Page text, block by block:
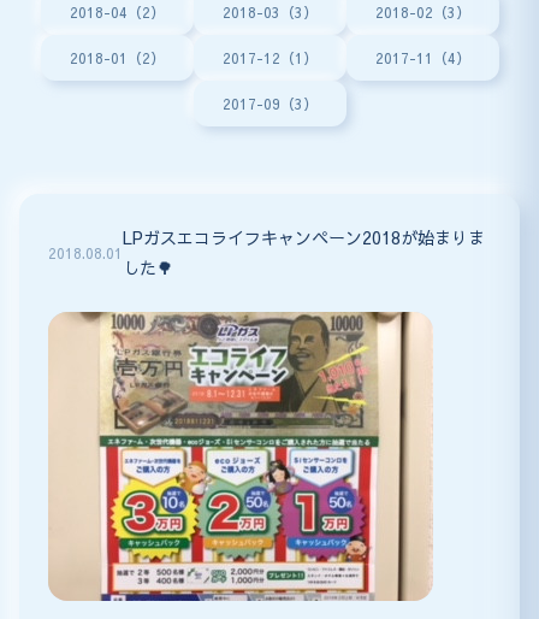
2018-04（2） 2018-03（3） 2018-02（3）
2018-01（2） 2017-12（1） 2017-11（4）
2017-09（3）
2018.08.01
LPガスエコライフキャンペーン2018が始まりま
した🌳